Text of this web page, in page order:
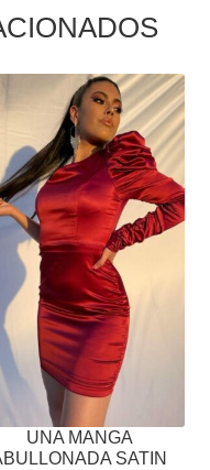
UNA MANGA
SATIN